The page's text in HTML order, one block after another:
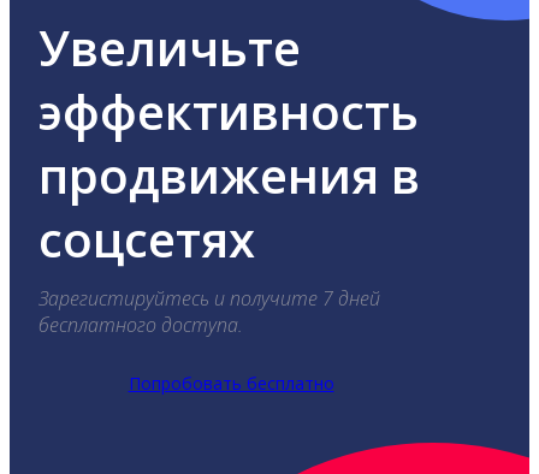
Увеличьте
эффективность
продвижения в
соцсетях
Зарегистируйтесь и получите 7 дней
бесплатного доступа.
Попробовать бесплатно